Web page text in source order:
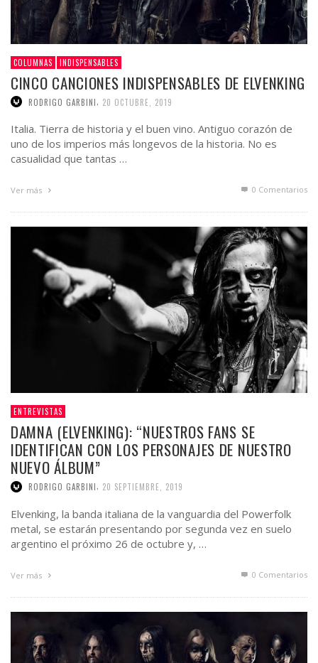
COLUMNAS INDISPENSABLES
CINCO CANCIONES INDISPENSABLES DE ELVENKING
RODRIGO GARBINI 20 OCTUBRE, 2019
Italia. Tierra de historia y el buen vino. Antiguo corazón de
uno de los imperios más longevos de la historia. No es
casualidad que tantas …
Ver más 0 Comentarios
ENTREVISTAS
DAMNA (ELVENKING): “NUESTROS FANS SE
IDENTIFICAN CON LOS PERSONAJES DE NUESTRO
NUEVO ÁLBUM”
RODRIGO GARBINI, 20 SEPTIEMBRE, 2019
Elvenking, la banda italiana de la vanguardia del Powerfolk
metal, se estarán presentando por segunda vez en suelo
argentino el próximo 26 de octubre y, …
Ver más 0 Comentarios